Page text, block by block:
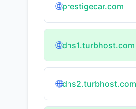
🌐prestigecar.com
🌐dns1.turbhost.com
🌐dns2.turbhost.com